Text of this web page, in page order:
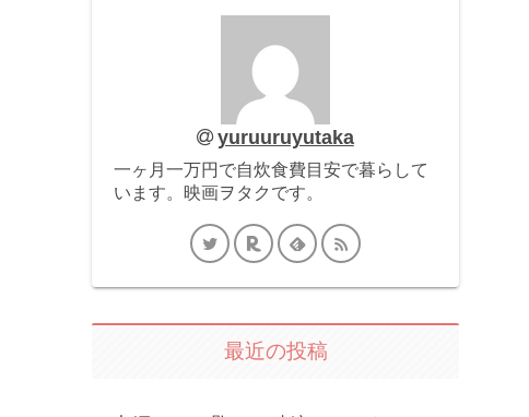
yuruuruyutaka
一ヶ月一万円で自炊食費目安で暮らして
います。映画ヲタクです。
最近の投稿